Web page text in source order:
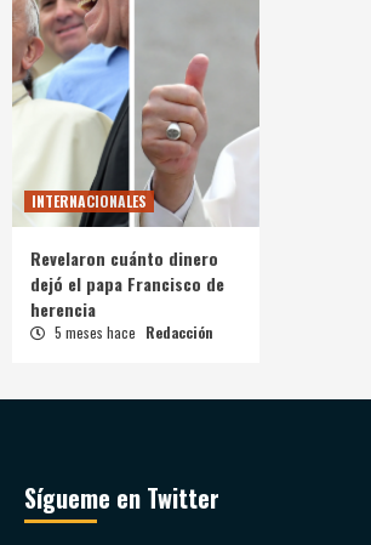
INTERNACIONALES
Revelaron cuánto dinero
dejó el papa Francisco de
herencia
5 meses hace Redacción
Sígueme en Twitter